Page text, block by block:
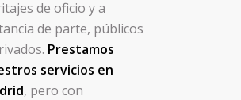
de oficio y a
de parte, públicos
Prestamos
servicios en
, pero con